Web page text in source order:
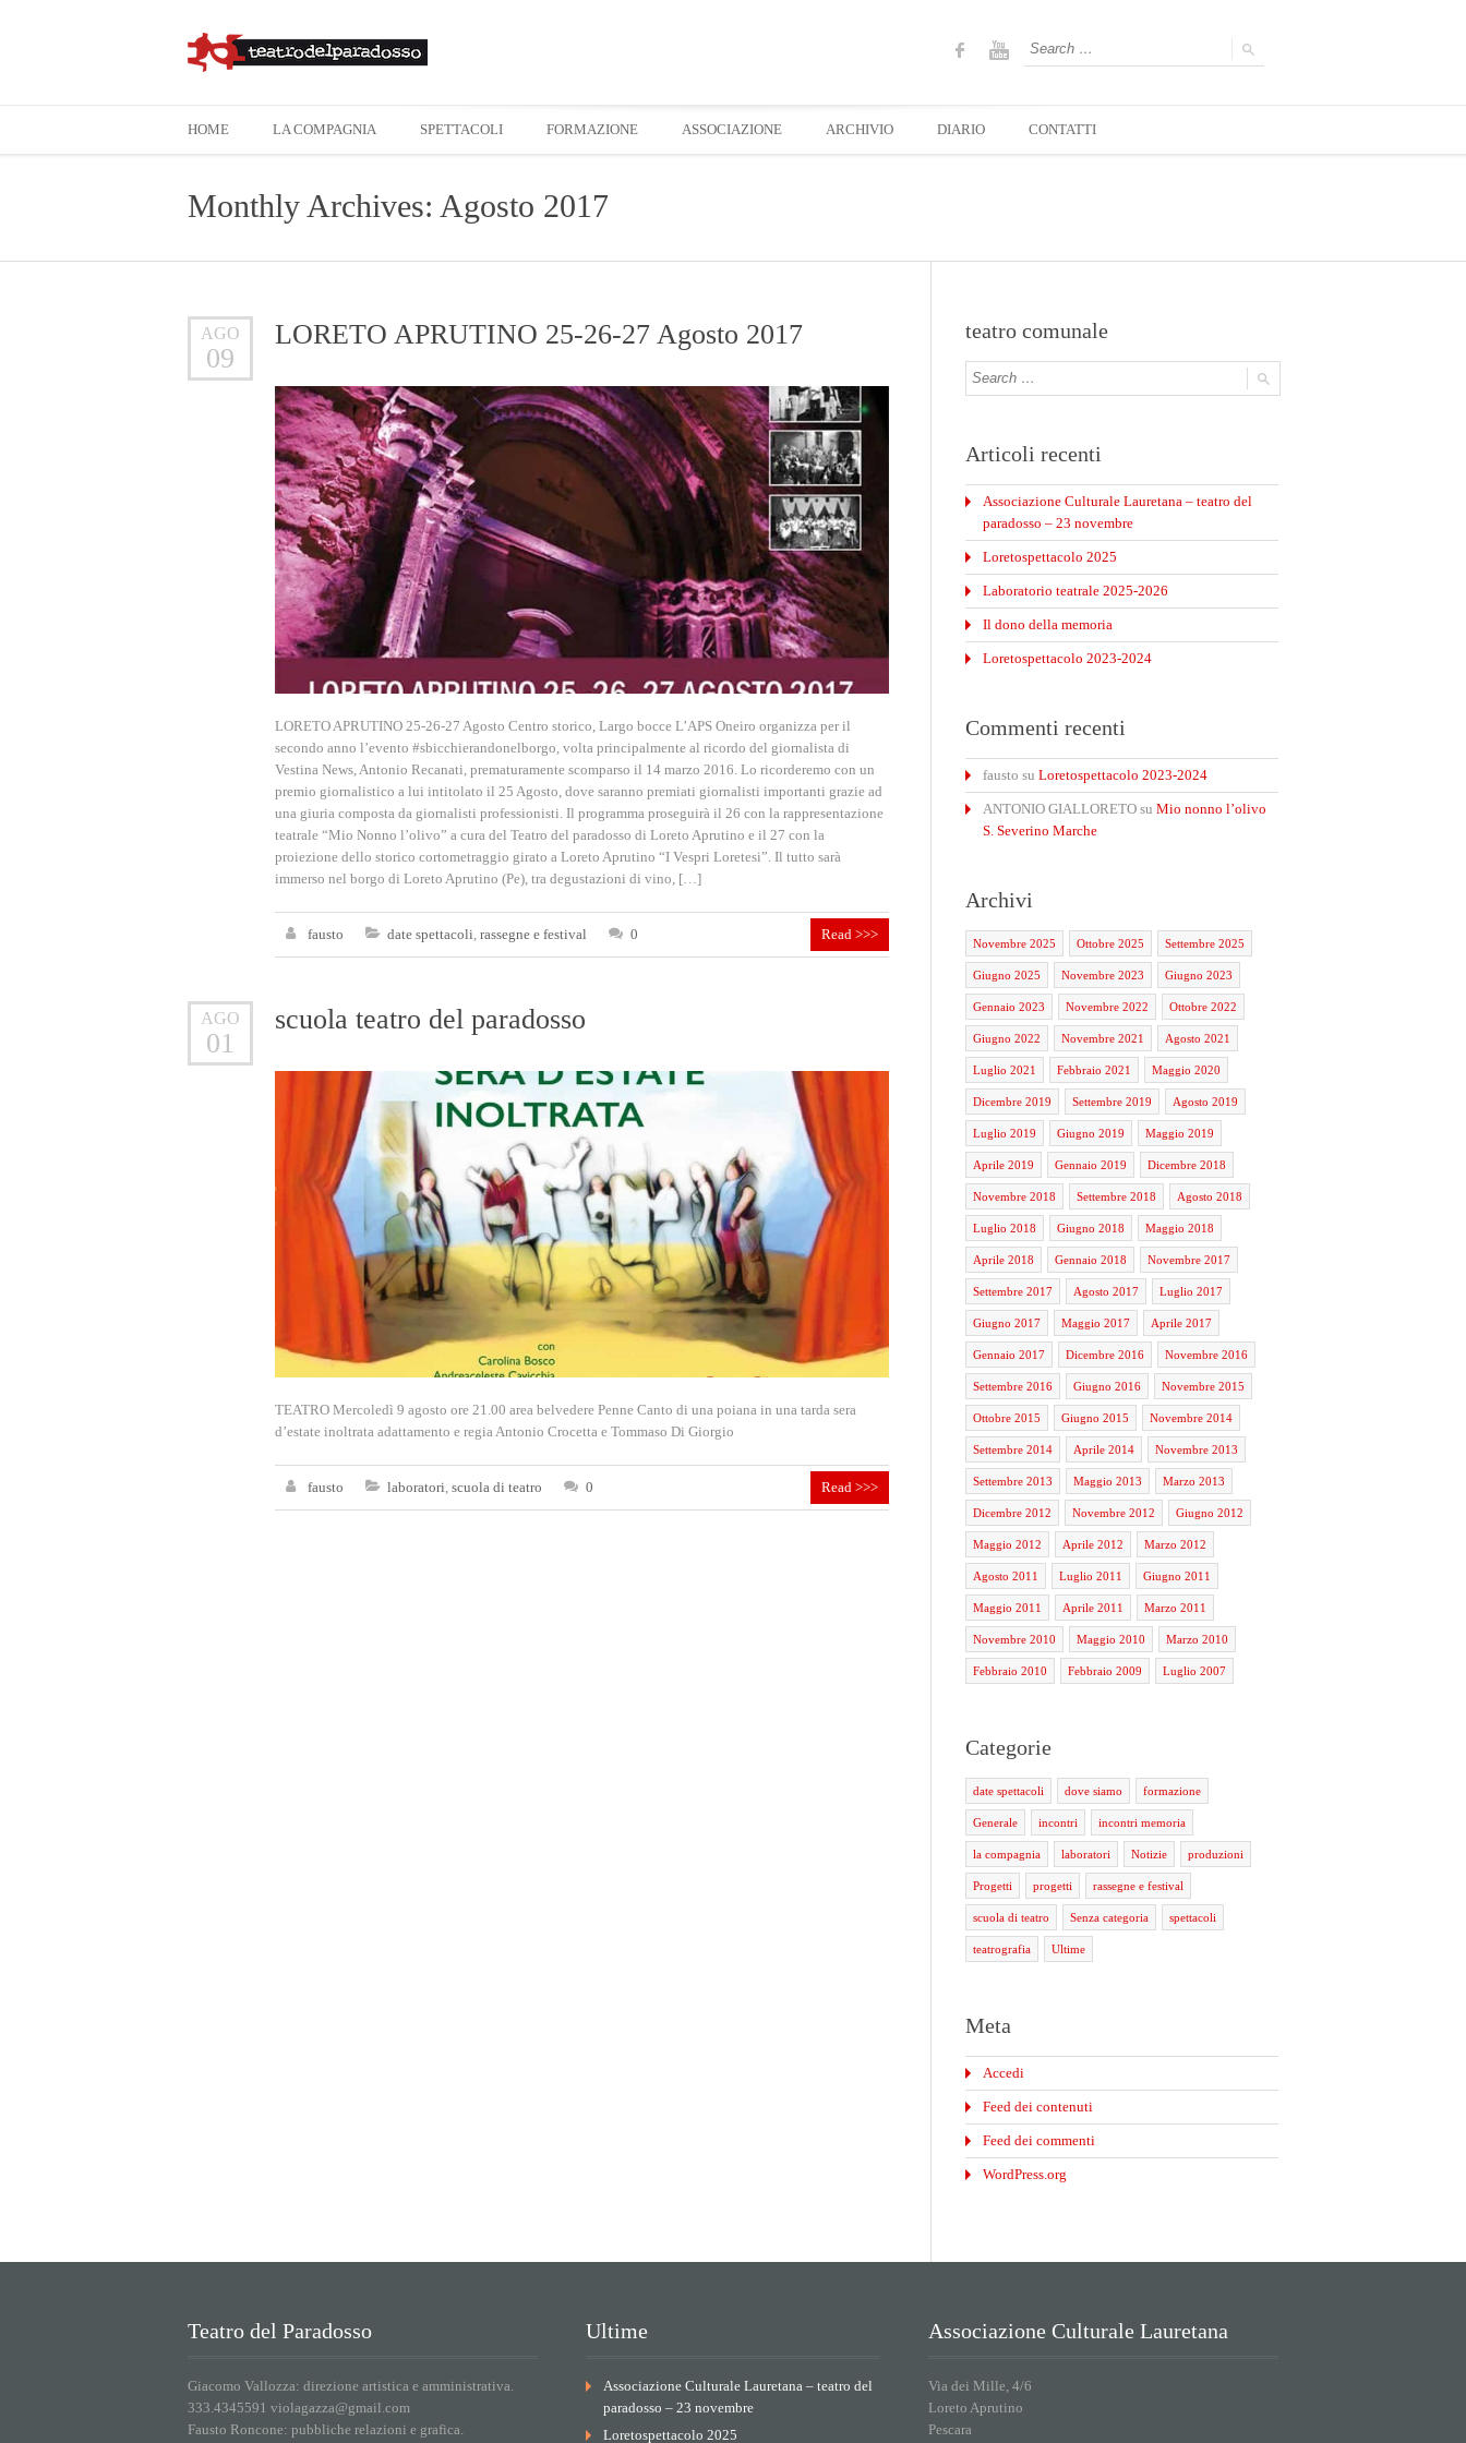
HOME LA COMPAGNIA SPETTACOLI FORMAZIONE ASSOCIAZIONE ARCHIVIO DIARIO CONTATTI
Monthly Archives: Agosto 2017
AGO
09
LORETO APRUTINO 25-26-27 Agosto 2017
LORETO APRUTINO 25-26-27 Agosto Centro storico, Largo bocce L’APS Oneiro organizza per il
secondo anno l’evento #sbicchierandonelborgo, volta principalmente al ricordo del giornalista di
Vestina News, Antonio Recanati, prematuramente scomparso il 14 marzo 2016. Lo ricorderemo con un
premio giornalistico a lui intitolato il 25 Agosto, dove saranno premiati giornalisti importanti grazie ad
una giuria composta da giornalisti professionisti. Il programma proseguirà il 26 con la rappresentazione
teatrale “Mio Nonno l’olivo” a cura del Teatro del paradosso di Loreto Aprutino e il 27 con la
proiezione dello storico cortometraggio girato a Loreto Aprutino “I Vespri Loretesi”. Il tutto sarà
immerso nel borgo di Loreto Aprutino (Pe), tra degustazioni di vino, […]
fausto date spettacoli rassegne e festival 0 Read >>>
AGO
01
scuola teatro del paradosso
TEATRO Mercoledì 9 agosto ore 21.00 area belvedere Penne Canto di una poiana in una tarda sera
d’estate inoltrata adattamento e regia Antonio Crocetta e Tommaso Di Giorgio
fausto laboratori, scuola di teatro 0 Read >>>
teatro comunale
Articoli recenti
Associazione Culturale Lauretana – teatro del
paradosso – 23 novembre
Loretospettacolo 2025
Laboratorio teatrale 2025-2026
Il dono della memoria
Loretospettacolo 2023-2024
Commenti recenti
fausto su Loretospettacolo 2023-2024
ANTONIO GIALLORETO su Mio nonno l’olivo
S. Severino Marche
Archivi
Novembre 2025 Ottobre 2025 Settembre 2025
Giugno 2025 Novembre 2023 Giugno 2023
Gennaio 2023 Novembre 2022 Ottobre 2022
Giugno 2022 Novembre 2021 Agosto 2021
Luglio 2021 Febbraio 2021 Maggio 2020
Dicembre 2019 Settembre 2019 Agosto 2019
Luglio 2019 Giugno 2019 Maggio 2019
Aprile 2019 Gennaio 2019 Dicembre 2018
Novembre 2018 Settembre 2018 Agosto 2018
Luglio 2018 Giugno 2018 Maggio 2018
Aprile 2018 Gennaio 2018 Novembre 2017
Settembre 2017 Agosto 2017 Luglio 2017
Giugno 2017 Maggio 2017 Aprile 2017
Gennaio 2017 Dicembre 2016 Novembre 2016
Settembre 2016 Giugno 2016 Novembre 2015
Ottobre 2015 Giugno 2015 Novembre 2014
Settembre 2014 Aprile 2014 Novembre 2013
Settembre 2013 Maggio 2013 Marzo 2013
Dicembre 2012 Novembre 2012 Giugno 2012
Maggio 2012 Aprile 2012 Marzo 2012
Agosto 2011 Luglio 2011 Giugno 2011
Maggio 2011 Aprile 2011 Marzo 2011
Novembre 2010 Maggio 2010 Marzo 2010
Febbraio 2010 Febbraio 2009 Luglio 2007
Categorie
date spettacoli dove siamo formazione
Generale incontri incontri memoria
la compagnia laboratori Notizie produzioni
Progetti progetti rassegne e festival
scuola di teatro Senza categoria spettacoli
teatrografia Ultime
Meta
Accedi
Feed dei contenuti
Feed dei commenti
WordPress.org
Teatro del Paradosso
Giacomo Vallozza: direzione artistica e amministrativa.
333.4345591 violagazza@gmail.com
Fausto Roncone: pubbliche relazioni e grafica.
Ultime
Associazione Culturale Lauretana – teatro del
paradosso – 23 novembre
Loretospettacolo 2025
Associazione Culturale Lauretana
Via dei Mille, 4/6
Loreto Aprutino
Pescara